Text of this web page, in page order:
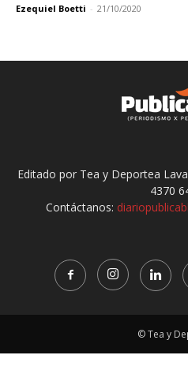
Ezequiel Boetti - 21/10/2020
Editado por Tea y Deportea
4370
Contáctanos:
© Tea y